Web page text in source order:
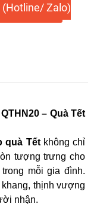
Zalo)
– Quà Tết
quà Tết không chỉ
tượng trưng cho
trong mỗi gia đình.
thịnh vượng
nhận.